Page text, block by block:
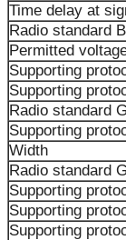
Time delay at
Radio standard
Permitted
Supporting
Supporting
Radio standard
Supporting
Width
Radio standard
Supporting
Supporting
Supporting